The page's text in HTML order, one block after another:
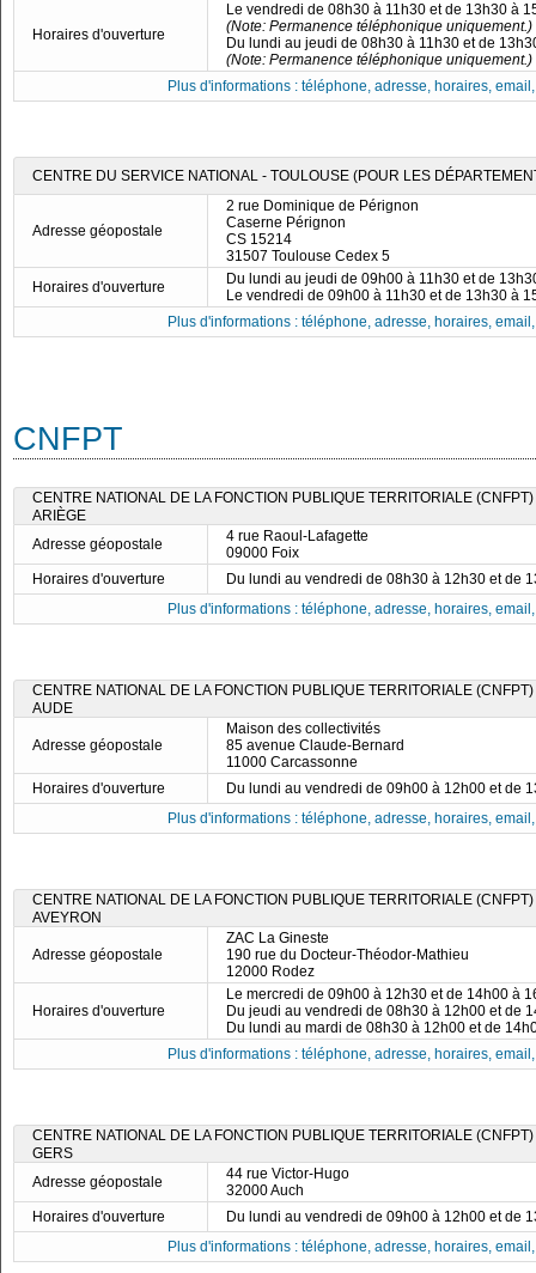
Horaires d'ouverture
Le vendredi de 08h30 à 11h30 et de 13h30 à
(Note: Permanence téléphonique uniquement.)
Du lundi au jeudi de 08h30 à 11h30 et de
(Note: Permanence téléphonique uniquement.)
Plus d'informations : téléphone, adresse, horaires,
CENTRE DU SERVICE NATIONAL - TOULOUSE (POUR LES
Adresse géopostale
2 rue Dominique de Pérignon
Caserne Pérignon
CS 15214
31507 Toulouse Cedex 5
Horaires d'ouverture
Du lundi au jeudi de 09h00 à 11h30 et de
Le vendredi de 09h00 à 11h30 et de 13h30 à
Plus d'informations : téléphone, adresse, horaires,
CNFPT
CENTRE NATIONAL DE LA FONCTION PUBLIQUE TERRITORIALE
ARIÈGE
Adresse géopostale
4 rue Raoul-Lafagette
09000 Foix
Horaires d'ouverture
Du lundi au vendredi de 08h30 à 12h30 et de
Plus d'informations : téléphone, adresse, horaires,
CENTRE NATIONAL DE LA FONCTION PUBLIQUE TERRITORIALE
AUDE
Adresse géopostale
Maison des collectivités
85 avenue Claude-Bernard
11000 Carcassonne
Horaires d'ouverture
Du lundi au vendredi de 09h00 à 12h00 et de
Plus d'informations : téléphone, adresse, horaires,
CENTRE NATIONAL DE LA FONCTION PUBLIQUE TERRITORIALE
AVEYRON
Adresse géopostale
ZAC La Gineste
190 rue du Docteur-Théodor-Mathieu
12000 Rodez
Horaires d'ouverture
Le mercredi de 09h00 à 12h30 et de 14h00 à
Du jeudi au vendredi de 08h30 à 12h00 et de
Du lundi au mardi de 08h30 à 12h00 et de
Plus d'informations : téléphone, adresse, horaires,
CENTRE NATIONAL DE LA FONCTION PUBLIQUE TERRITORIALE
GERS
Adresse géopostale
44 rue Victor-Hugo
32000 Auch
Horaires d'ouverture
Du lundi au vendredi de 09h00 à 12h00 et de
Plus d'informations : téléphone, adresse, horaires,